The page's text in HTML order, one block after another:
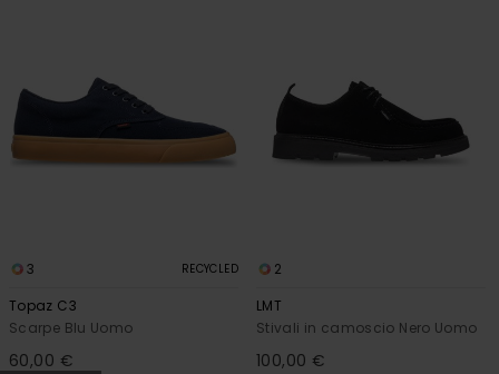
3 RECYCLED
Topaz C3
Scarpe Blu Uomo
60,00 €
2
LMT
Stivali in camoscio Nero Uomo
100,00 €